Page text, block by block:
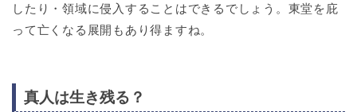
したり・領域に侵入することはできるでしょう。東堂を庇
って亡くなる展開もあり得ますね。
真人は生き残る？